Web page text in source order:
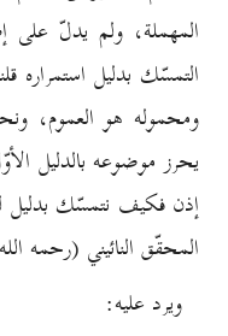
المهملة، ولم يدلّ على
التمسّك بدليل استمراره
ومحموله هو العموم،
يحرز موضوعه بالدليل
إذن فكيف نتمسّك
المحقّق النائيني (رحمه
ويرد عليه: